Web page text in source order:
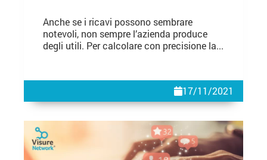
Anche se i ricavi possono sembrare
notevoli, non sempre l’azienda produce
degli utili. Per calcolare con precisione la...
17/11/2021